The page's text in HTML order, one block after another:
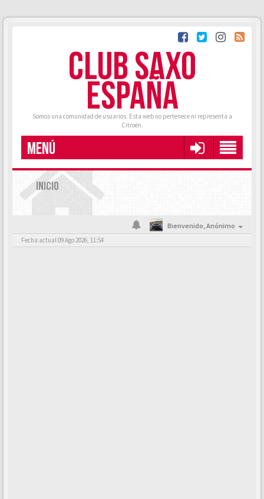
CLUB SAXO
ESPAÑA
Somos una comunidad de usuarios. Esta web no pertenece ni representa a
Citroën.
MENÚ
INICIO
Bienvenido,Anónimo
Fecha actual 09 Ago 2026, 11:54